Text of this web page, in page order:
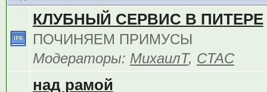
КЛУБНЫЙ СЕРВИС В ПИТЕРЕ
ПОЧИНЯЕМ ПРИМУСЫ
Модераторы: МихаилТ, CTAC
над рамой